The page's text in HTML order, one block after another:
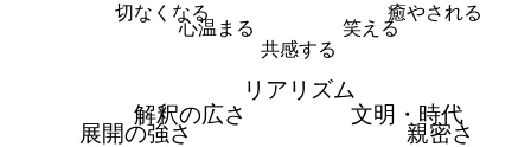
癒やされる
笑える
共感する
心温まる
切なくなる
リアリズム
文明・時代
親密さ
展開の強さ
解釈の広さ